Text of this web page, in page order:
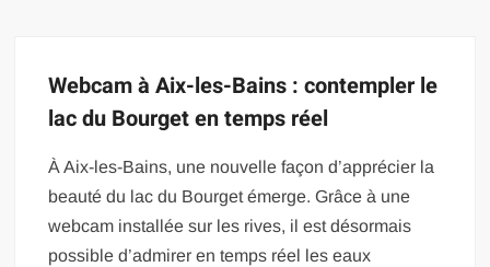
Webcam à Aix-les-Bains : contempler le
lac du Bourget en temps réel
À Aix-les-Bains, une nouvelle façon d’apprécier la
beauté du lac du Bourget émerge. Grâce à une
webcam installée sur les rives, il est désormais
possible d’admirer en temps réel les eaux